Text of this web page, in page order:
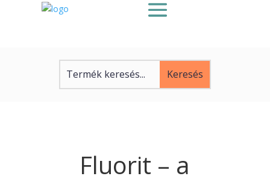
Fluorit – a